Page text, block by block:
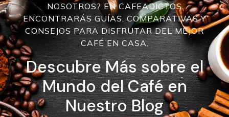
NOSOTROS? EN CAFEADICTOS
ENCONTRARÁS GUÍAS, COMPARATIVAS Y
CONSEJOS PARA DISFRUTAR DEL MEJOR
CAFÉ EN CASA.
Descubre Más sobre el
Mundo del Café en
Nuestro Blog